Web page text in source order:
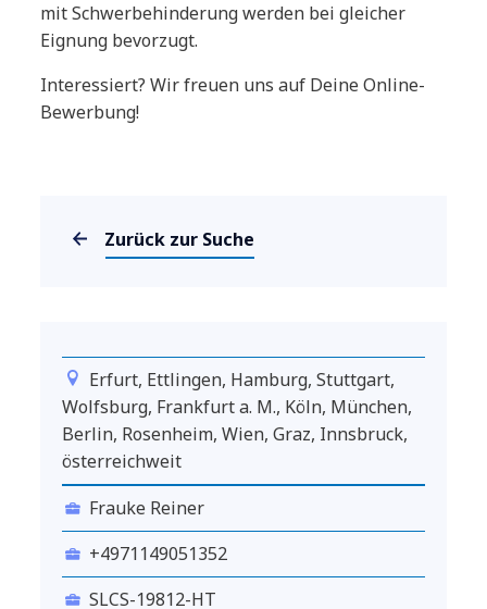
mit Schwerbehinderung werden bei gleicher
Eignung bevorzugt.
Interessiert? Wir freuen uns auf Deine Online-
Bewerbung!
Zurück zur Suche
Erfurt, Ettlingen, Hamburg, Stuttgart,
Wolfsburg, Frankfurt a. M., Köln, München,
Berlin, Rosenheim, Wien, Graz, Innsbruck,
österreichweit
Frauke Reiner
+4971149051352
SLCS-19812-HT